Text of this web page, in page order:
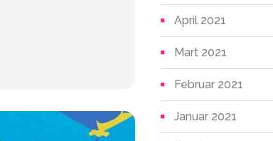
April 2021
Mart 2021
Februar 2021
Januar 2021